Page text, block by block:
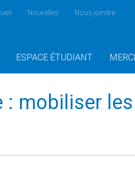
Nouvelles Nous joindre
ESPACE ÉTUDIANT MERCI
mobiliser